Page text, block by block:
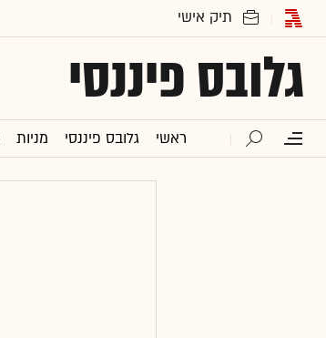
גלובס פיננסי
ראשי גלובס פיננסי מניות